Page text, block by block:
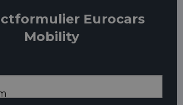
Eurocars
Mobility